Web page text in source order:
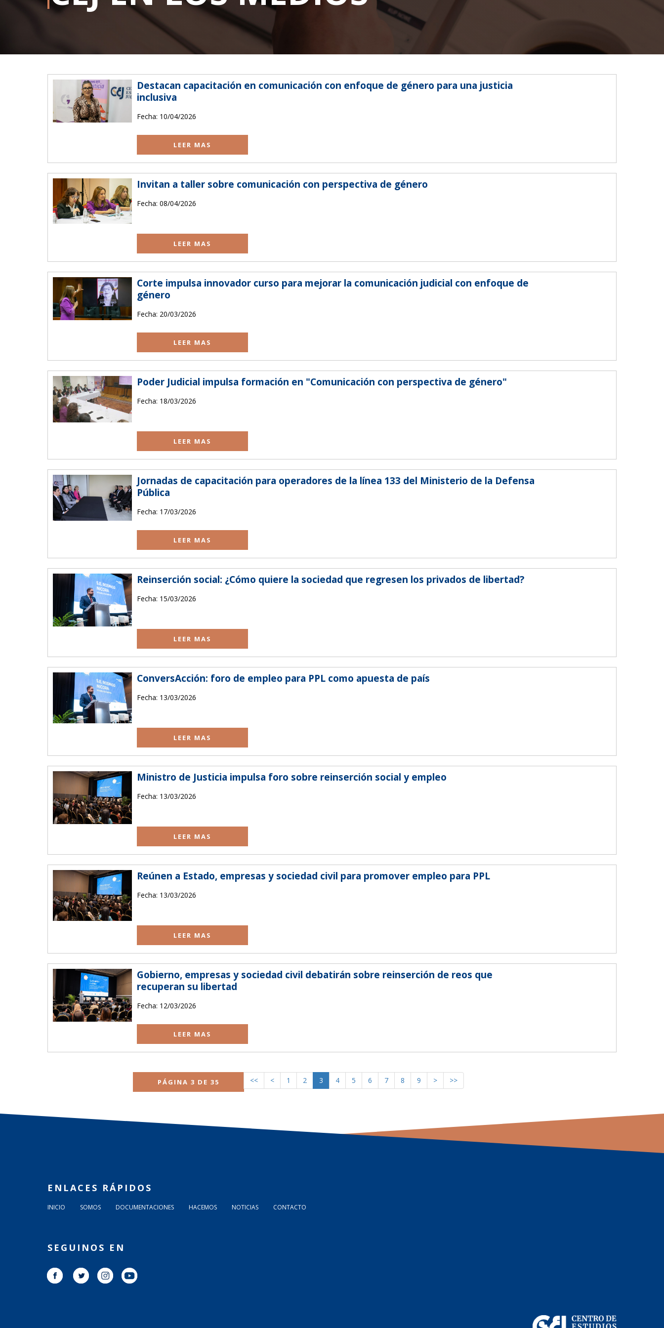
NUESTRA DIRECCION
William Richardson Nº 181 c/ Calle Sajonia.
Asuncion - Paraguay
Destacan capacitación en comunicación con enfoque de género para una justicia
inclusiva
Fecha: 10/04/2026
LEER MAS
Invitan a taller sobre comunicación con perspectiva de género
Fecha: 08/04/2026
LEER MAS
Corte impulsa innovador curso para mejorar la comunicación judicial con enfoque de
género
Fecha: 20/03/2026
LEER MAS
Poder Judicial impulsa formación en "Comunicación con perspectiva de género"
Fecha: 18/03/2026
LEER MAS
Jornadas de capacitación para operadores de la línea 133 del Ministerio de la Defensa
Pública
Fecha: 17/03/2026
LEER MAS
Reinserción social: ¿Cómo quiere la sociedad que regresen los privados de libertad?
Fecha: 15/03/2026
LEER MAS
ConversAcción: foro de empleo para PPL como apuesta de país
Fecha: 13/03/2026
LEER MAS
Ministro de Justicia impulsa foro sobre reinserción social y empleo
Fecha: 13/03/2026
LEER MAS
Reúnen a Estado, empresas y sociedad civil para promover empleo para PPL
Fecha: 13/03/2026
LEER MAS
Gobierno, empresas y sociedad civil debatirán sobre reinserción de reos que
recuperan su libertad
Fecha: 12/03/2026
LEER MAS
PÁGINA 3 DE 35 << < 1 2 3 4 5 6 7 8 9 > >>
ENLACES RÁPIDOS
INICIO SOMOS DOCUMENTACIONES HACEMOS NOTICIAS CONTACTO
SEGUINOS EN